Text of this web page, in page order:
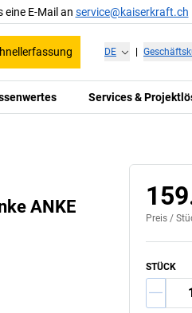
eine E-Mail an service@kaiserkraft.ch
DE
Services &
ANKE
Preis /
STÜCK